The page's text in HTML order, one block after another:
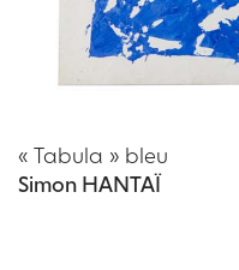
« Tabula » bleu
Simon HANTAÏ